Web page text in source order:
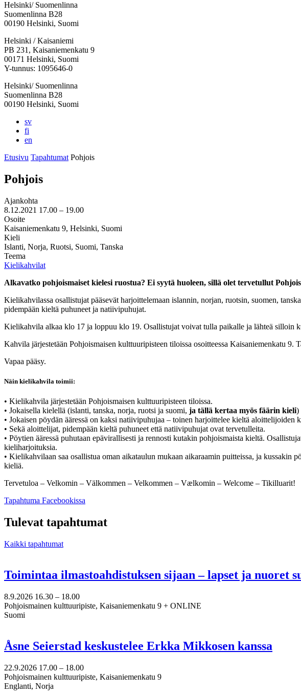
Helsinki/ Suomenlinna
Suomenlinna B28
00190 Helsinki, Suomi
Facebook:
Avataan
uuteen
välilehteen
Instagram:
Avataan
uuteen
välilehteen
TikTok:
Avataan
uuteen
välilehteen
Youtube:
Avataan
uuteen
välilehteen
Vimeo:
Avataan
uuteen
välilehteen
Helsinki / Kaisaniemi
PB 231, Kaisaniemenkatu 9
00171 Helsinki, Suomi
Y-tunnus: 1095646-0
Helsinki/ Suomenlinna
Suomenlinna B28
00190 Helsinki, Suomi
sv
fi
en
Etusivu Tapahtumat Pohjois
Pohjois
Ajankohta
8.12.2021 17.00 – 19.00
Osoite
Kaisaniemenkatu 9, Helsinki, Suomi
Kieli
Islanti, Norja, Ruotsi, Suomi, Tanska
Teema
Kielikahvilat
Alkavatko pohjoismaiset kielesi ruostua? Ei syytä huoleen, sillä olet tervetullut
Kielikahvilassa osallistujat pääsevät harjoittelemaan islannin, norjan, ruotsin, suomen,
pidempään kieltä puhuneet ja natiivipuhujat.
Kielikahvila alkaa klo 17 ja loppuu klo 19. Osallistujat voivat tulla paikalle ja lähteä silloin
Kahvila järjestetään Pohjoismaisen kulttuuripisteen tiloissa osoitteessa Kaisaniemenkatu 9.
Vapaa pääsy.
Näin kielikahvila toimii:
• Kielikahvila järjestetään Pohjoismaisen kulttuuripisteen tiloissa.
• Jokaisella kielellä (islanti, tanska, norja, ruotsi ja suomi, ja tällä kertaa myös fäärin kieli)
• Jokaisen pöydän ääressä on kaksi natiivipuhujaa – toinen harjoittelee kieltä aloittelijoiden
• Sekä aloittelijat, pidempään kieltä puhuneet että natiivipuhujat ovat tervetulleita.
• Pöytien ääressä puhutaan epävirallisesti ja rennosti kutakin pohjoismaista kieltä.
kieliharjoituksia.
• Kielikahvilaan saa osallistua oman aikataulun mukaan aikaraamin puitteissa, ja kussakin
kieliä.
Tervetuloa – Velkomin – Välkommen – Velkommen – Vælkomin – Welcome – Tikilluarit!
Tapahtuma Facebookissa
välilehteen
Tulevat tapahtumat
Kaikki tapahtumat
Toimintaa ilmastoahdistuksen sijaan – lapset ja nuoret
8.9.2026 16.30 – 18.00
Pohjoismainen kulttuuripiste, Kaisaniemenkatu 9 + ONLINE
Suomi
Åsne Seierstad keskustelee Erkka Mikkosen kanssa
22.9.2026 17.00 – 18.00
Pohjoismainen kulttuuripiste, Kaisaniemenkatu 9
Englanti, Norja